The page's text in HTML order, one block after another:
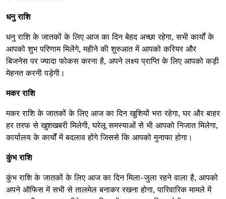
धनु राशि
धनु राशि के जातकों के लिए आज का दिन बेहद अच्छा रहेगा, सभी कार्यों के
आपको शुभ परिणाम मिलेंगे, महीने की शुरुआत में आपको करियर और
बिजनेस पर ज्यादा फोकस करना है, अपने लक्ष्य प्राप्ति के लिए आपको कड़ी
मेहनत करनी पड़ेगी।
मकर राशि
मकर राशि के जातकों के लिए आज का दिन खुशियों भरा रहेगा, घर और बाहर
हर तरफ से खुशखबरी मिलेगी, घरेलू समस्याओं से भी आपको निजात मिलेगा,
कार्यालय के कार्यों में बदलाव होंगे जिससे कि आपको मुनाफा होगा।
कुंभ राशि
कुंभ राशि के जातकों के लिए आज का दिन मिला-जुला रहने वाला है, आपको
अपने ऑफिस में सभी से तालमेल बनाकर रखना होगा, पारिवारिक मामले में